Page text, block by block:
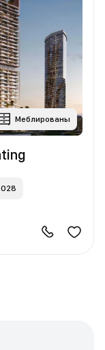
Меблированы